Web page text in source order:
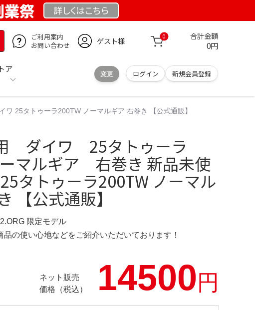
祭 詳しくはこちら
ご利用案内
お問い合わせ
ゲスト様 0 合計金額
0円
ア
変更 ログイン 新規会員登録
25タトゥーラ200TW ノーマルギア 右巻き 【公式通販】
ダイワ 25タトゥーラ
マルギア 右巻き 新品未使
タトゥーラ200TW ノーマル
【公式通販】
限定モデル
品の使い心地などをご紹介いただいております！
ネット販売
価格（税込）
14500円